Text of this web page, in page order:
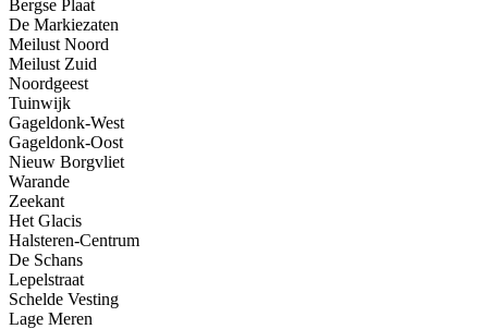
Bergse Plaat
De Markiezaten
Meilust Noord
Meilust Zuid
Noordgeest
Tuinwijk
Gageldonk-West
Gageldonk-Oost
Nieuw Borgvliet
Warande
Zeekant
Het Glacis
Halsteren-Centrum
De Schans
Lepelstraat
Schelde Vesting
Lage Meren